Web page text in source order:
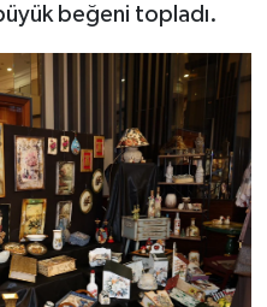
beğeni topladı.